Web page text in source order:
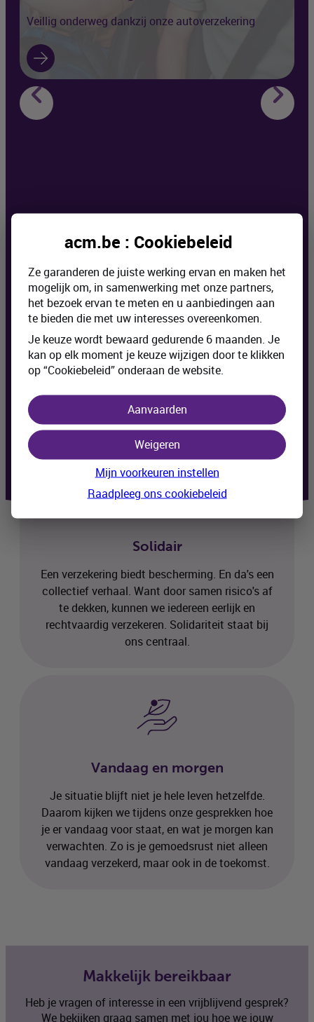
Veillig onderweg dankzij onze autoverzekering
Jouw leven, jouw keuzes
Onze verzekeringen bieden een antwoord op
jouw specifieke situatie en wensen. Volstaat
een basisdekking of heb je een uitgebreide
opties? Samen bekijken we hoe we jouw
Solidair
Een verzekering biedt bescherming. En da's een
collectief verhaal. Want door samen risico's af
te dekken, kunnen we iedereen eerlijk en
rechtvaardig verzekeren. Solidariteit staat bij
ons centraal.
Vandaag en morgen
Je situatie blijft niet je hele leven hetzelfde.
Daarom kijken we tijdens onze gesprekken hoe
je er vandaag voor staat, en wat je morgen kan
verwachten. Zo is je gemoedsrust niet alleen
vandaag verzekerd, maar ook in de toekomst.
Makkelijk bereikbaar
Heb je vragen of interesse in een vrijblijvend gesprek?
We bekijken graag samen met jou hoe we jouw
acm.be : Cookiebeleid
Ze garanderen de juiste werking ervan en maken het
mogelijk om, in samenwerking met onze partners,
het bezoek ervan te meten en u aanbiedingen aan
te bieden die met uw interesses overeenkomen.
Je keuze wordt bewaard gedurende 6 maanden. Je
kan op elk moment je keuze wijzigen door te klikken
op “Cookiebeleid” onderaan de website.
Aanvaarden
Weigeren
Mijn voorkeuren instellen
Raadpleeg ons cookiebeleid